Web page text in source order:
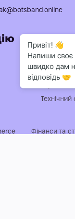
Фінанси та
чат-ботів
Технічний